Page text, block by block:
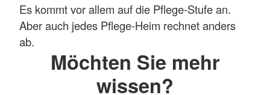
Es kommt vor allem auf die Pflege-Stufe an.
Aber auch jedes Pflege-Heim rechnet anders
ab.
Möchten Sie mehr
wissen?